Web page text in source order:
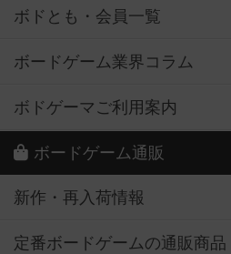
ボドとも・会員一覧
ボードゲーム業界コラム
ボドゲーマご利用案内
ボードゲーム通販
新作・再入荷情報
定番ボードゲームの通販商品